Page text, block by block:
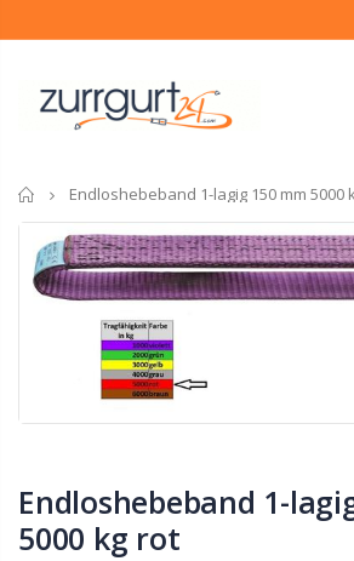
Startseite
Endloshebeband 1-lagig 150 mm 5000
Endloshebeband 1-
5000 kg rot